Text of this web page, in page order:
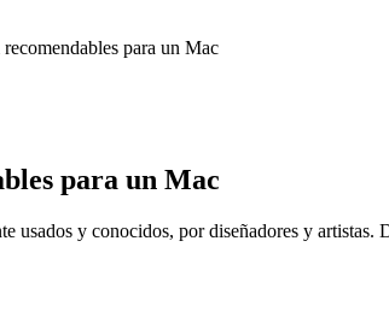
para un Mac
para un Mac
usados y conocidos, por diseñadores y